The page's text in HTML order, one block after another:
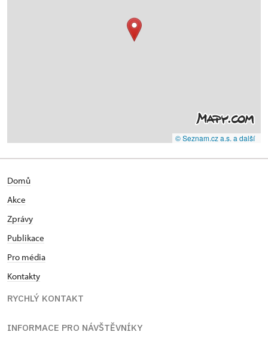
© Seznam.cz a.s. a další
Domů
Akce
Zprávy
Publikace
Pro média
Kontakty
RYCHLÝ KONTAKT
INFORMACE PRO NÁVŠTĚVNÍKY